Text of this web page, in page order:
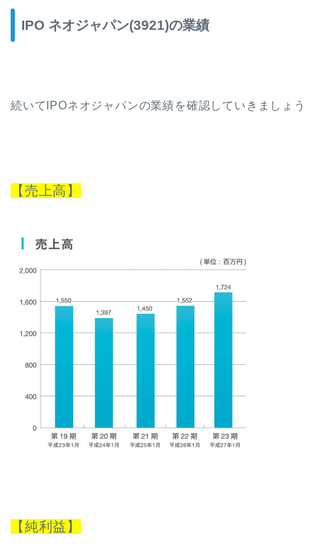
IPO ネオジャパン(3921)の業績
続いてIPOネオジャパンの業績を確認していきましょう
【売上高】
【純利益】